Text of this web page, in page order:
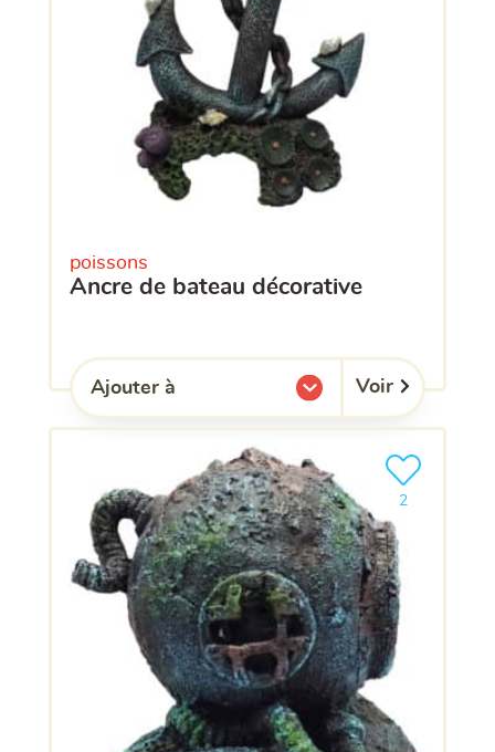
poissons
ancre de bateau décorative
Ajouter à
l'une de mes listes. Voir
2
Ajouter le
clients ont